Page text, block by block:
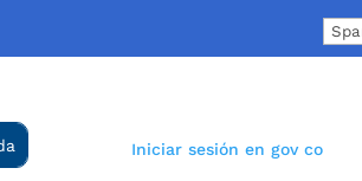
Iniciar sesión en gov co